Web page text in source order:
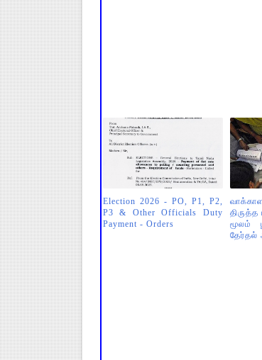
Election 2026 - PO, P1, P2,
P3 & Other Officials Duty
Payment - Orders
மூலம்
தேர்தல்